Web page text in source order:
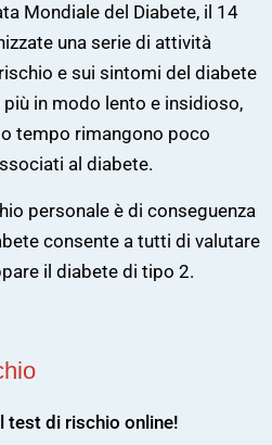
Mondiale del Diabete, il 14
una serie di attività
e sui sintomi del diabete
in modo lento e insidioso,
tempo rimangono poco
al diabete.
personale è di conseguenza
consente a tutti di valutare
il diabete di tipo 2.
test di rischio online!